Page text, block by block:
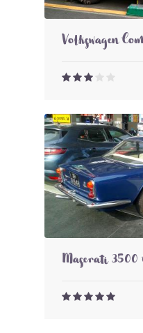
Volkswagen
Maserati 3500